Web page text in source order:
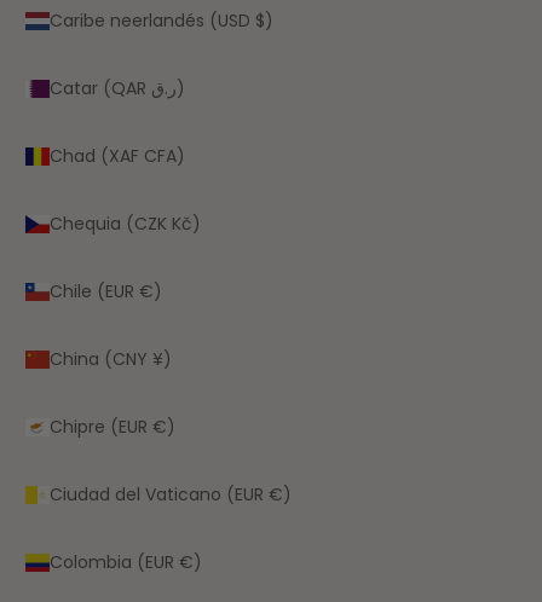
Caribe neerlandés (USD $)
Catar (QAR ر.ق)
Chad (XAF CFA)
Chequia (CZK Kč)
Chile (EUR €)
China (CNY ¥)
Chipre (EUR €)
Ciudad del Vaticano (EUR €)
Colombia (EUR €)